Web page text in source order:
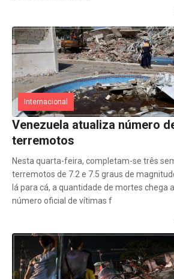
Internacional
Venezuela atualiza número
terremotos
Nesta quarta-feira, completam-se três
terremotos de 7.2 e 7.5 graus de
lá para cá, a quantidade de mortes chega
número oficial de vítimas f